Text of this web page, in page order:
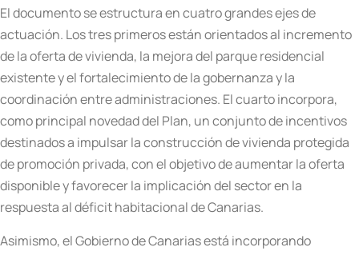
El documento se estructura en cuatro grandes ejes de
actuación. Los tres primeros están orientados al incremento
de la oferta de vivienda, la mejora del parque residencial
existente y el fortalecimiento de la gobernanza y la
coordinación entre administraciones. El cuarto incorpora,
como principal novedad del Plan, un conjunto de incentivos
destinados a impulsar la construcción de vivienda protegida
de promoción privada, con el objetivo de aumentar la oferta
disponible y favorecer la implicación del sector en la
respuesta al déficit habitacional de Canarias.
Asimismo, el Gobierno de Canarias está incorporando